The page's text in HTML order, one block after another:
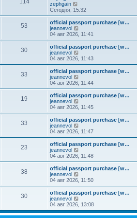
у
с
о
б
щ
е
н
и
н
е
с
о
щ
е
о
с
л
д
н
е
у
с
о
б
щ
е
н
и
114
zephgain
е
р
е
й
и
п
о
с
е
д
н
е
м
у
с
о
о
б
щ
е
н
и
ю
Сегодня, 15:32
53
official passport purchase [w…
jeannevol
е
р
е
й
т
п
о
с
е
н
е
м
с
о
о
щ
е
н
ю
04 авг 2026, 11:41
30
official passport purchase [w…
jeannevol
е
р
е
й
т
п
о
с
е
н
е
м
с
о
о
щ
е
н
ю
04 авг 2026, 11:43
33
official passport purchase [w…
jeannevol
е
р
е
й
т
п
о
с
е
н
е
м
с
о
о
щ
е
н
04 авг 2026, 11:44
19
official passport purchase [w…
jeannevol
е
р
е
й
т
п
о
с
е
н
е
м
с
о
04 авг 2026, 11:45
33
official passport purchase [w…
jeannevol
е
р
е
й
т
п
о
с
е
н
е
04 авг 2026, 11:47
23
official passport purchase [w…
jeannevol
е
р
е
й
т
п
о
с
л
04 авг 2026, 11:48
38
official passport purchase [w…
jeannevol
е
р
е
й
т
к
04 авг 2026, 11:50
30
official passport purchase [w…
jeannevol
е
р
е
04 авг 2026, 13:08